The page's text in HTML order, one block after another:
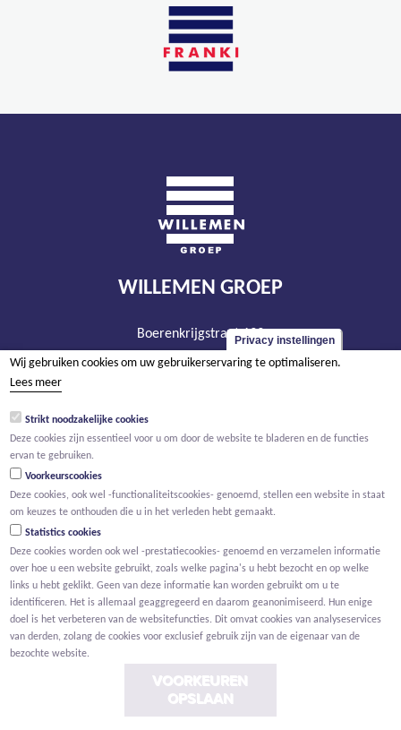
WILLEMEN GROEP
Boerenkrijgstraat 133
BE - 2800 Mechelen
BTW BE 0466.256.432
Privacy instellingen
Wij gebruiken cookies om uw gebruikerservaring te optimaliseren.
Lees meer
Strikt noodzakelijke cookies
Deze cookies zijn essentieel voor u om door de website te bladeren en de functies
ervan te gebruiken.
Voorkeurscookies
Deze cookies, ook wel -functionaliteitscookies- genoemd, stellen een website in staat
om keuzes te onthouden die u in het verleden hebt gemaakt.
Statistics cookies
Deze cookies worden ook wel -prestatiecookies- genoemd en verzamelen informatie
over hoe u een website gebruikt, zoals welke pagina's u hebt bezocht en op welke
links u hebt geklikt. Geen van deze informatie kan worden gebruikt om u te
identificeren. Het is allemaal geaggregeerd en daarom geanonimiseerd. Hun enige
doel is het verbeteren van de websitefuncties. Dit omvat cookies van analyseservices
van derden, zolang de cookies voor exclusief gebruik zijn van de eigenaar van de
bezochte website.
VOORKEUREN
OPSLAAN